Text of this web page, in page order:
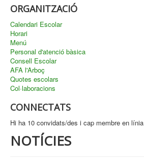
ORGANITZACIÓ
Calendari Escolar
Horari
Menú
Personal d'atenció bàsica
Consell Escolar
AFA l'Arboç
Quotes escolars
Col·laboracions
CONNECTATS
Hi ha 10 convidats/des i cap membre en línia
NOTÍCIES